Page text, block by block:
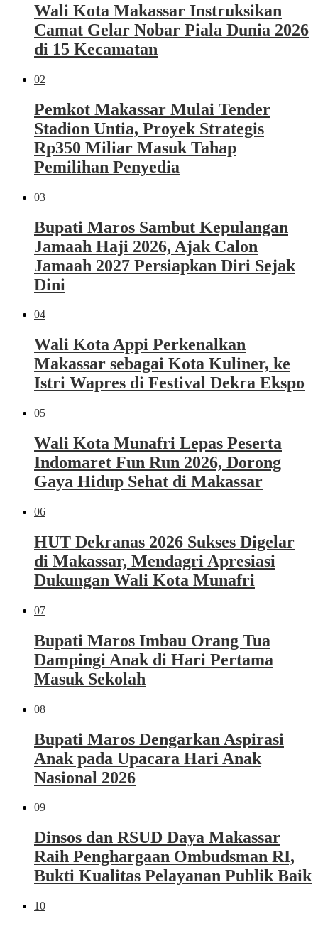
Wali Kota Makassar Instruksikan
Camat Gelar Nobar Piala Dunia 2026
di 15 Kecamatan
02
Pemkot Makassar Mulai Tender
Stadion Untia, Proyek Strategis
Rp350 Miliar Masuk Tahap
Pemilihan Penyedia
03
Bupati Maros Sambut Kepulangan
Jamaah Haji 2026, Ajak Calon
Jamaah 2027 Persiapkan Diri Sejak
Dini
04
Wali Kota Appi Perkenalkan
Makassar sebagai Kota Kuliner, ke
Istri Wapres di Festival Dekra Ekspo
05
Wali Kota Munafri Lepas Peserta
Indomaret Fun Run 2026, Dorong
Gaya Hidup Sehat di Makassar
06
HUT Dekranas 2026 Sukses Digelar
di Makassar, Mendagri Apresiasi
Dukungan Wali Kota Munafri
07
Bupati Maros Imbau Orang Tua
Dampingi Anak di Hari Pertama
Masuk Sekolah
08
Bupati Maros Dengarkan Aspirasi
Anak pada Upacara Hari Anak
Nasional 2026
09
Dinsos dan RSUD Daya Makassar
Raih Penghargaan Ombudsman RI,
Bukti Kualitas Pelayanan Publik Baik
10